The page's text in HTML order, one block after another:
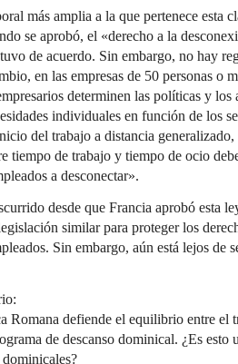
más amplia a la que pertenece esta
se aprobó, el «derecho a la
de acuerdo. Sin embargo, no hay
en las empresas de 50 personas o
determinen las políticas y los
individuales en función de los
del trabajo a distancia
tiempo de trabajo y tiempo de ocio
a desconectar».
desde que Francia aprobó esta
similar para proteger los
Sin embargo, aún está lejos de
Romana defiende el equilibrio entre el
de descanso dominical. ¿Es esto